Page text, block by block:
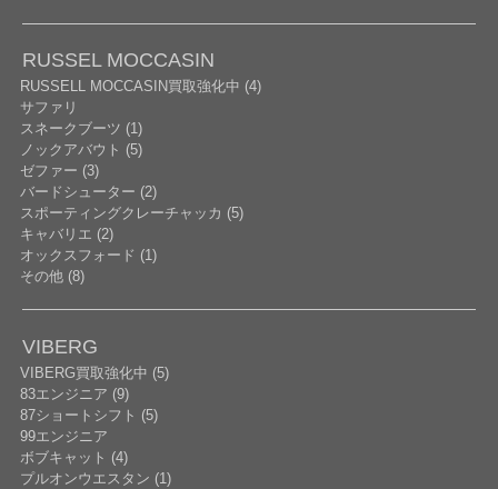
RUSSEL MOCCASIN
RUSSELL MOCCASIN買取強化中 (4)
サファリ
スネークブーツ (1)
ノックアバウト (5)
ゼファー (3)
バードシューター (2)
スポーティングクレーチャッカ (5)
キャバリエ (2)
オックスフォード (1)
その他 (8)
VIBERG
VIBERG買取強化中 (5)
83エンジニア (9)
87ショートシフト (5)
99エンジニア
ボブキャット (4)
プルオンウエスタン (1)